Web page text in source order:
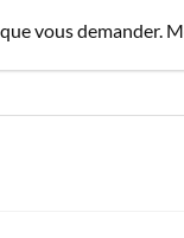
vous demander.